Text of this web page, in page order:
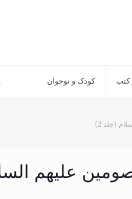
کتب کودک و نوجوان
(جلد 2)
علیهم